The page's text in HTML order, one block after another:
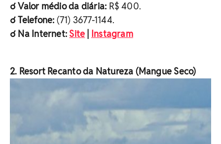
☌ Valor médio da diária: R$ 400.
☌ Telefone: (71) 3677-1144.
☌ Na Internet: Site Instagram
2. Resort Recanto da Natureza (Mangue Seco)